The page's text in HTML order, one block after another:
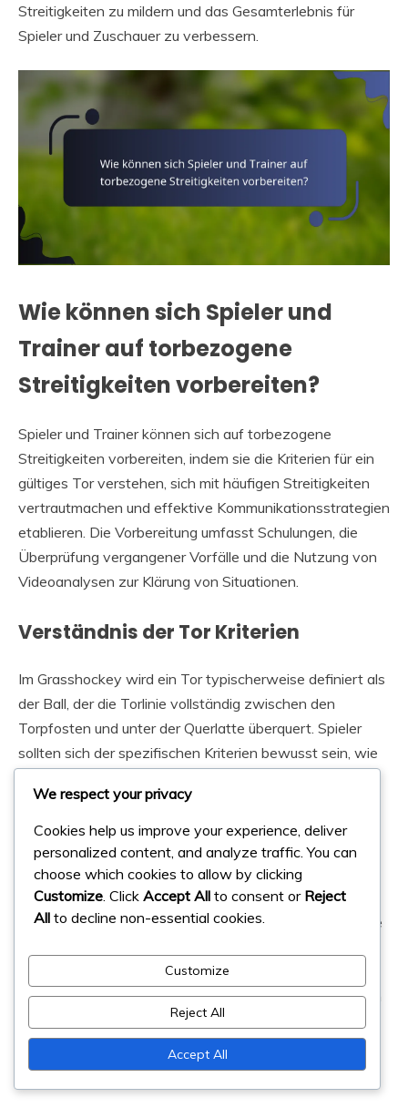
Streitigkeiten zu mildern und das Gesamterlebnis für
Spieler und Zuschauer zu verbessern.
Wie können sich Spieler und
Trainer auf torbezogene
Streitigkeiten vorbereiten?
Spieler und Trainer können sich auf torbezogene
Streitigkeiten vorbereiten, indem sie die Kriterien für ein
gültiges Tor verstehen, sich mit häufigen Streitigkeiten
vertrautmachen und effektive Kommunikationsstrategien
etablieren. Die Vorbereitung umfasst Schulungen, die
Überprüfung vergangener Vorfälle und die Nutzung von
Videoanalysen zur Klärung von Situationen.
Verständnis der Tor Kriterien
Im Grasshockey wird ein Tor typischerweise definiert als
der Ball, der die Torlinie vollständig zwischen den
Torpfosten und unter der Querlatte überquert. Spieler
sollten sich der spezifischen Kriterien bewusst sein, wie
Fouls begangen wurden. Die Vertrautheit mit diesen
Regeln hilft den Spielern, gültige Tore von solchen zu
unterscheiden, die möglicherweise umstritten sind.
Trainer sollten während der Trainingseinheiten die
Bedeutung des Verständnisses der Regeln rund um Tore
denen ein Tor möglicherweise nicht zählt, z.B. wenn der
Ball absichtlich mit einem Fuß gespielt wurde oder wenn
der spielende Spieler im Abseits war. Die regelmäßige
Überprüfung dieser Kriterien kann Verwirrung während
der Spiele verhindern.
We respect your privacy
Cookies help us improve your experience, deliver
personalized content, and analyze traffic. You can
choose which cookies to allow by clicking
Customize . Click Accept All to consent or Reject
All to decline non-essential cookies.
Customize
Reject All
Accept All